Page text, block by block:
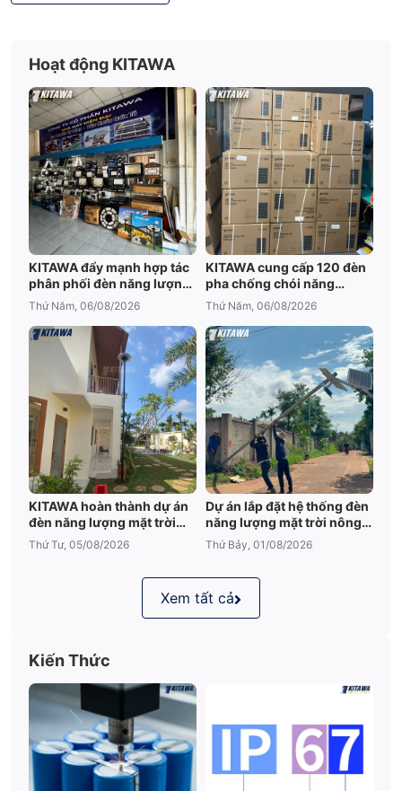
Hoạt động KITAWA
KITAWA đẩy mạnh hợp tác
phân phối đèn năng lượng
mặt trời An Giang
Thứ Năm, 06/08/2026
KITAWA cung cấp 120 đèn
pha chống chói năng
lượng mặt trời cho trại tôm
Bạc Liêu
Thứ Năm, 06/08/2026
KITAWA hoàn thành dự án
đèn năng lượng mặt trời
sân vườn UFO 600W tại
Đắk Lắk
Thứ Tư, 05/08/2026
Dự án lắp đặt hệ thống đèn
năng lượng mặt trời nông
trại tại Đắk Lắk
Thứ Bảy, 01/08/2026
Xem tất cả
Kiến Thức